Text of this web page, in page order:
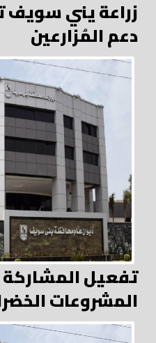
زراعة يني
دعم المُزارعين
تفعيل المشاركة
المشروعات